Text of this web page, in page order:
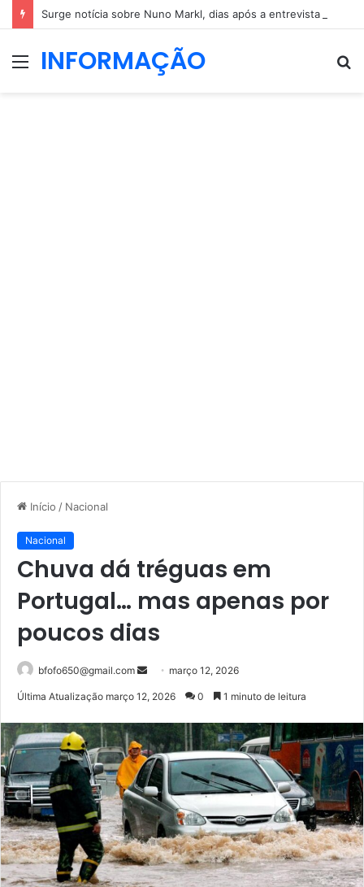
MenuINFORMAÇÃO
Início / Nacional
Nacional
Chuva dá tréguas em
Portugal… mas apenas por
poucos dias
bfofo650@gmail.com
Mande
mail
março 12, 2026
Última Atualização março 12, 2026 0 1 minuto de leitura